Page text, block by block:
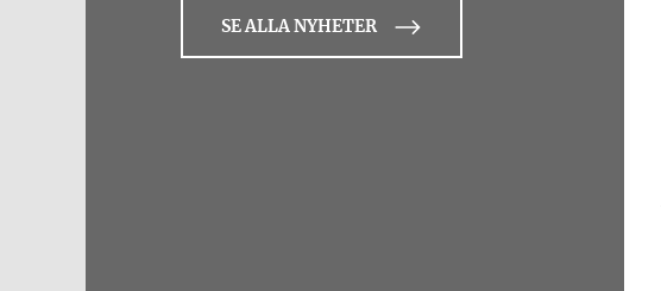
SE ALLA NYHETER